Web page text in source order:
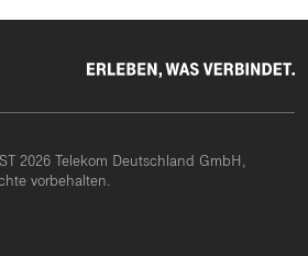
2026 Telekom Deutschland GmbH,
vorbehalten.